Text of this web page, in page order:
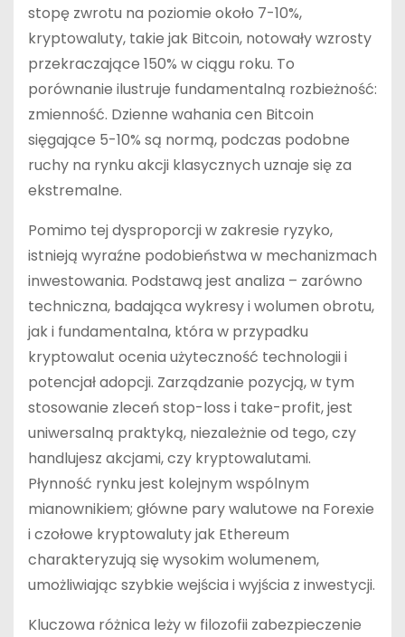
stopę zwrotu na poziomie około 7-10%,
kryptowaluty, takie jak Bitcoin, notowały wzrosty
przekraczające 150% w ciągu roku. To
porównanie ilustruje fundamentalną rozbieżność:
zmienność. Dzienne wahania cen Bitcoin
sięgające 5-10% są normą, podczas podobne
ruchy na rynku akcji klasycznych uznaje się za
ekstremalne.
Pomimo tej dysproporcji w zakresie ryzyko,
istnieją wyraźne podobieństwa w mechanizmach
inwestowania. Podstawą jest analiza – zarówno
techniczna, badająca wykresy i wolumen obrotu,
jak i fundamentalna, która w przypadku
kryptowalut ocenia użyteczność technologii i
potencjał adopcji. Zarządzanie pozycją, w tym
stosowanie zleceń stop-loss i take-profit, jest
uniwersalną praktyką, niezależnie od tego, czy
handlujesz akcjami, czy kryptowalutami.
Płynność rynku jest kolejnym wspólnym
mianownikiem; główne pary walutowe na Forexie
i czołowe kryptowaluty jak Ethereum
charakteryzują się wysokim wolumenem,
umożliwiając szybkie wejścia i wyjścia z inwestycji.
Kluczowa różnica leży w filozofii zabezpieczenie